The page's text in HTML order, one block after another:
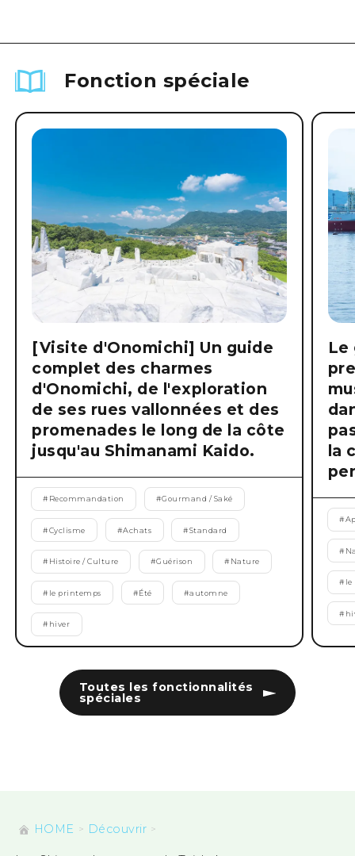
Fonction spéciale
Toutes les fonctionnalités
spéciales
[Visite d'Onomichi] Un guide
complet des charmes
d'Onomichi, de l'exploration
de ses rues vallonnées et des
promenades le long de la côte
jusqu'au Shimanami Kaido.
# Recommandation #Gourmand / Saké
#Cyclisme #Achats #Standard
# Histoire / Culture #Guérison # Nature
# le printemps #Été #automne
# hiver
Le
la
#
#
# le
#
HOME Découvrir